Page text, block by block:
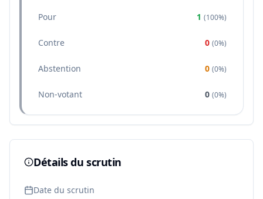
Pour 1 (100%)
Contre 0 (0%)
Abstention 0 (0%)
Non-votant 0 (0%)
Détails du scrutin
Date du scrutin